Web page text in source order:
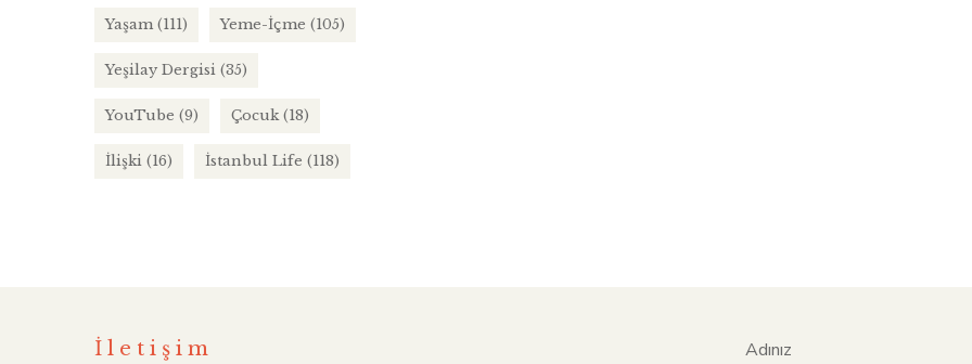
Yaşam (111) Yeme-İçme (105)
Yeşilay Dergisi (35)
YouTube (9) Çocuk(18)
İlişki (16) İstanbul Life (118)
İletişim Adınız